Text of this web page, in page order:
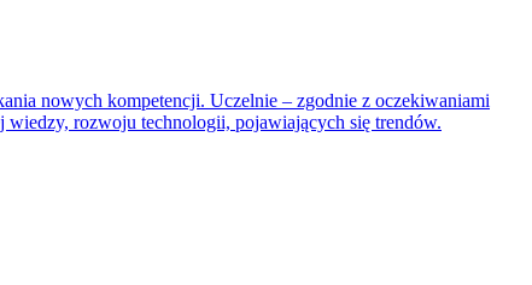
nowych kompetencji. Uczelnie – zgodnie z oczekiwaniami
rozwoju technologii, pojawiających się trendów.